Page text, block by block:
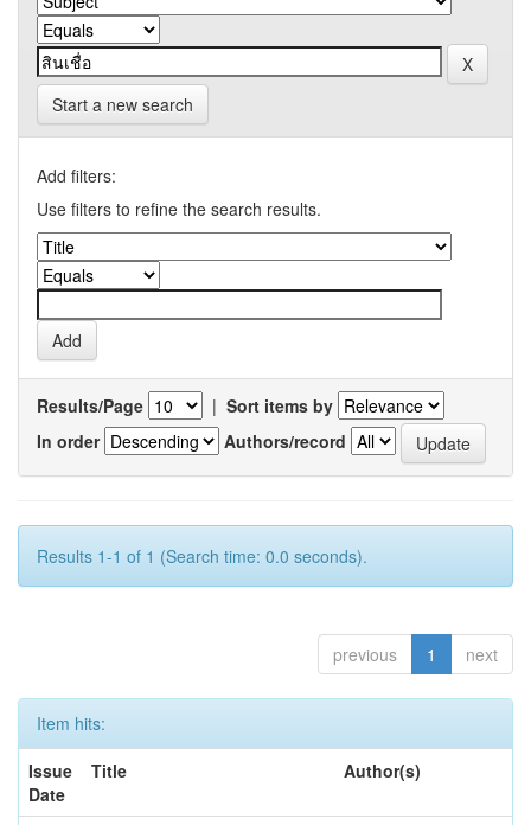
Start a new search
Add filters:
Use filters to refine the search results.
Results/Page | Sort items by
In order
Authors/record
Results 1-1 of 1 (Search time: 0.0 seconds).
previous 1 next
Item hits:
Issue
Date
Title Author(s)